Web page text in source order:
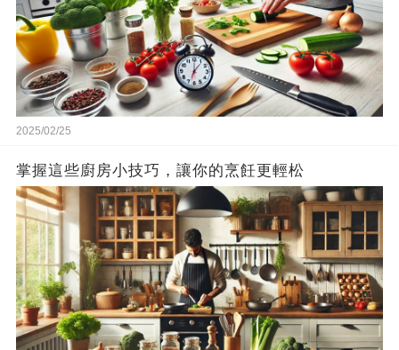
2025/02/25
掌握這些廚房小技巧，讓你的烹飪更輕松